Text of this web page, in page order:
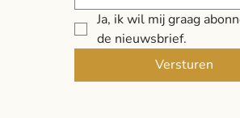
Ja, ik wil mij graag
de nieuwsbrief.
Versturen